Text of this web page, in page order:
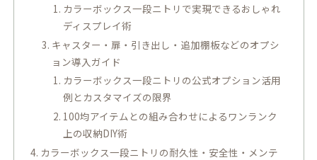
カラーボックス一段ニトリで実現できるおしゃれ
ディスプレイ術
キャスター・扉・引き出し・追加棚板などのオプシ
ョン導入ガイド
カラーボックス一段ニトリの公式オプション活用
例とカスタマイズの限界
100均アイテムとの組み合わせによるワンランク
上の収納DIY術
カラーボックス一段ニトリの耐久性・安全性・メンテ